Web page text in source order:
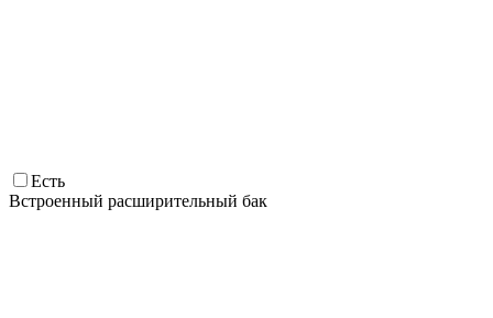
Есть
Встроенный расширительный бак